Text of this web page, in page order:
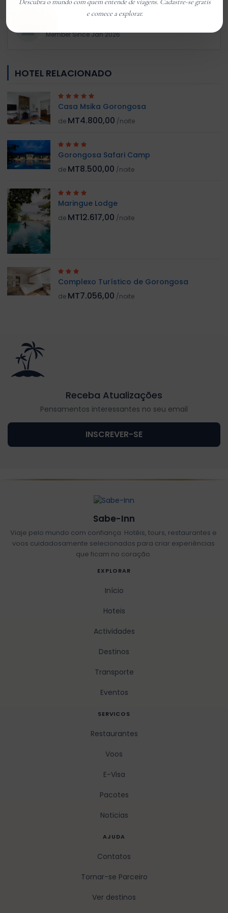
Member Since Jan 2026
HOTEL RELACIONADO
Casa Msika Gorongosa
de MT4.800,00 /noite
Gorongosa Safari Camp
de MT8.500,00 /noite
Maringue Lodge
de MT12.617,00 /noite
Complexo Turístico de Gorongosa
de MT7.056,00 /noite
Receba Atualizações
Pensamentos interessantes no seu email
INSCREVER-SE
Sabe-Inn
Viaje pelo mundo com confiança. Hotéis, tours, restaurantes e
voos cuidadosamente selecionados para criar experiências
que ficam no coração.
EXPLORAR
Início
Hoteis
Actividades
Destinos
Transporte
Eventos
SERVICOS
Restaurantes
Voos
E-Visa
Pacotes
Noticias
AJUDA
Contatos
Tornar-se Parceiro
Ver destinos
e comece a explorar.